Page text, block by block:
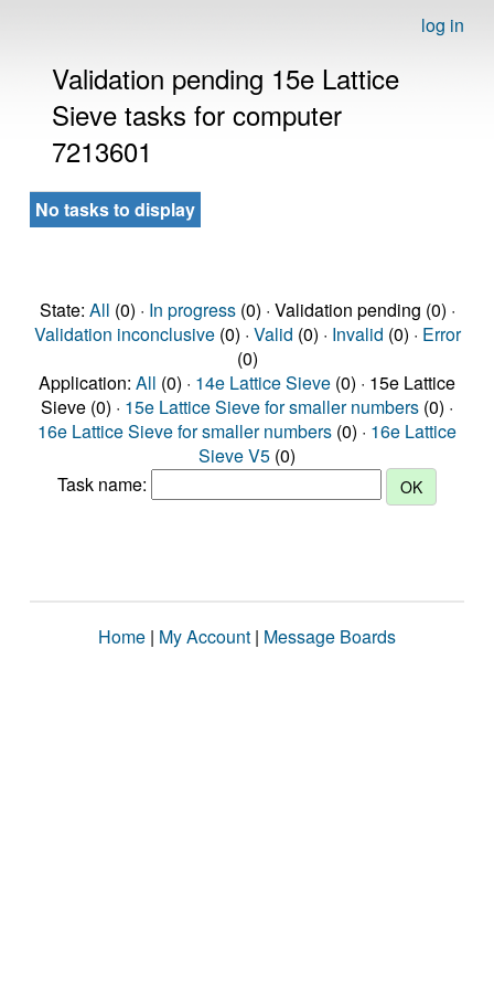
log in
Validation pending 15e Lattice
Sieve tasks for computer
7213601
No tasks to display
State: All (0) · In progress(0) · Validation pending (0) ·
Validation inconclusive(0) · Valid (0) · Invalid (0) · Error
(0)
Application: All (0) · 14e Lattice Sieve (0) · 15e Lattice
Sieve (0) · 15e Lattice Sieve for smaller numbers (0) ·
16e Lattice Sieve for smaller numbers (0) · 16e Lattice
Sieve V5 (0)
Task name:
Home | My Account | Message Boards